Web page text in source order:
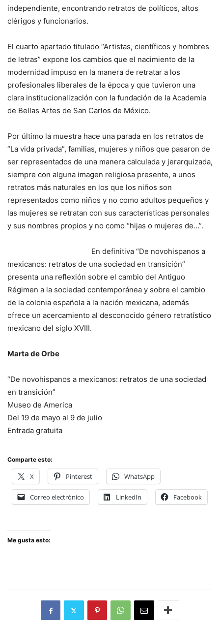
independiente, encontrando retratos de políticos, altos
clérigos y funcionarios.
El cuarto apartado titulado “Artistas, científicos y hombres
de letras” expone los cambios que el nacimiento de la
modernidad impuso en la manera de retratar a los
profesionales liberales de la época y que tuvieron una
clara institucionalización con la fundación de la Academia
de Bellas Artes de San Carlos de México.
Por último la muestra hace una parada en los retratos de
“La vida privada”, familias, mujeres y niños que pasaron de
ser representados de una manera calculada y jerarquizada,
siempre con alguna imagen religiosa presente, a unos
retratos más naturales en los que los niños son
representados como niños y no como adultos pequeños y
las mujeres se retratan con sus características personales
y sus nombres propios y no como “hijas o mujeres de…”.
En definitiva “De novohispanos a
mexicanos: retratos de una sociedad en transición”
presenta una reflexión sobre el cambio del Antiguo
Régimen a la sociedad contemporánea y sobre el cambio
de la colonia española a la nación mexicana, además
ofrece un acercamiento al desconocido género retratístico
mexicano del siglo XVIII.
Marta de Orbe
“De novohispanos a mexicanos: retratos de una sociedad
en transición”
Museo de America
Del 19 de mayo al 9 de julio
Entrada gratuita
Comparte esto:
X Pinterest WhatsApp
Correo electrónico LinkedIn Facebook
Me gusta esto: